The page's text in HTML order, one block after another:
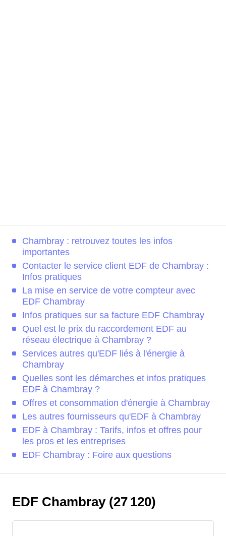
Chambray : retrouvez toutes les infos
importantes
Contacter le service client EDF de Chambray :
Infos pratiques
La mise en service de votre compteur avec
EDF Chambray
Infos pratiques sur sa facture EDF Chambray
Quel est le prix du raccordement EDF au
réseau électrique à Chambray ?
Services autres qu'EDF liés à l'énergie à
Chambray
Quelles sont les démarches et infos pratiques
EDF à Chambray ?
Offres et consommation d'énergie à Chambray
Les autres fournisseurs qu'EDF à Chambray
EDF à Chambray : Tarifs, infos et offres pour
les pros et les entreprises
EDF Chambray : Foire aux questions
EDF Chambray (27 120)